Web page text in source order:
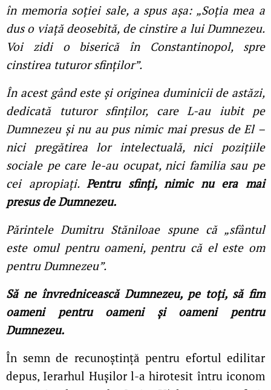
în memoria soţiei sale, a spus așa: „Soţia mea a
dus o viaţă deosebită, de cinstire a lui Dumnezeu.
Voi zidi o biserică în Constantinopol, spre
cinstirea tuturor sfinţilor”.
În acest gând este și originea duminicii de astăzi,
dedicată tuturor sfinţilor, care L-au iubit pe
Dumnezeu și nu au pus nimic mai presus de El –
nici pregătirea lor intelectuală, nici poziţiile
sociale pe care le-au ocupat, nici familia sau pe
cei apropiaţi.Pentru sfinţi, nimic nu era mai
presus de Dumnezeu.
Părintele Dumitru Stăniloae spune că „sfântul
este omul pentru oameni, pentru că el este om
pentru Dumnezeu”.
Să ne învrednicească Dumnezeu, pe toţi, să fim
oameni pentru oameni și oameni pentru
Dumnezeu.
În semn de recunoștință pentru efortul edilitar
depus, Ierarhul Hușilor l-a hirotesit întru iconom